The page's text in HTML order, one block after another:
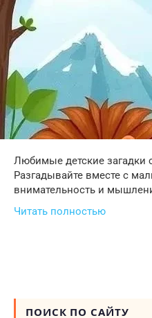
Любимые детские загадки
Разгадывайте вместе с
внимательность и
Читать полностью
ПОИСК ПО САЙТУ